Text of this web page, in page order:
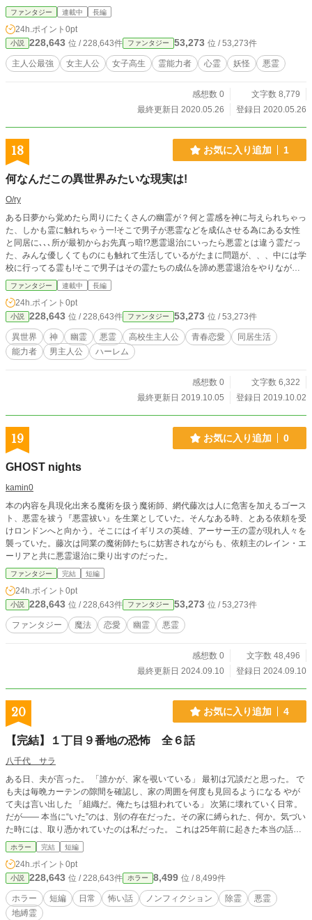
ファンタジー 連載中 長編
24h.ポイント 0pt
小説 228,643 位 / 228,643件 ファンタジー 53,273 位 / 53,273件
主人公最強 女主人公 女子高生 霊能力者 心霊 妖怪 悪霊
感想数 0
文字数 8,779
最終更新日 2020.05.26
登録日 2020.05.26
18 お気に入り追加 1
何なんだこの異世界みたいな現実は!
O/ry
ある日夢から覚めたら周りにたくさんの幽霊が？何と霊感を神に与えられちゃっ
た、しかも霊に触れちゃう一!そこで男子が悪霊などを成仏させる為にある女性
と同居に､､､所が最初からお先真っ暗!?悪霊退治にいったら悪霊とは違う霊だっ
た、みんな優しくてものにも触れて生活しているがたまに問題が、、、中には学
校に行ってる霊も!そこで男子はその霊たちの成仏を諦め悪霊退治をやりながら
神様と霊と高校生活へ、幽霊と神様と共に過ごしていく楽し物語、、、のはずが
幽霊退治で散々な出来事が〜!日々散々な生活をしながら楽しもうと生きてく争
いばっかの普通じゃない高校生活、それに青春？楽しさいっぱいのちょっとあり
えない物語。
ファンタジー 連載中 長編
24h.ポイント 0pt
小説 228,643 位 / 228,643件 ファンタジー 53,273 位 / 53,273件
異世界 神 幽霊 悪霊 高校生主人公 青春恋愛
同居生活
能力者
男主人公 ハーレム
感想数 0
文字数 6,322
最終更新日 2019.10.05
登録日 2019.10.02
19 お気に入り追加 0
GHOST nights
kamin0
本の内容を具現化出来る魔術を扱う魔術師、網代藤次は人に危害を加えるゴース
ト、悪霊を祓う『悪霊祓い』を生業としていた。そんなある時、とある依頼を受
けロンドンへと向かう。そこにはイギリスの英雄、アーサー王の霊が現れ人々を
襲っていた。藤次は同業の魔術師たちに妨害されながらも、依頼主のレイン・エ
ーリアと共に悪霊退治に乗り出すのだった。
ファンタジー 完結 短編
24h.ポイント 0pt
小説 228,643 位 / 228,643件 ファンタジー 53,273 位 / 53,273件
ファンタジー 魔法 恋愛 幽霊 悪霊
感想数 0
文字数 48,496
最終更新日 2024.09.10
登録日 2024.09.10
20 お気に入り追加 4
【完結】１丁目９番地の恐怖 全６話
八千代 サラ
ある日、夫が言った。 「誰かが、家を覗いている」 最初は冗談だと思った。 で
も夫は毎晩カーテンの隙間を確認し、家の周囲を何度も見回るようになる やが
て夫は言い出した 「組織だ。俺たちは狙われている」 次第に壊れていく日常。
だが―― 本当に“いた”のは、別の存在だった。その家に縛られた、何か。気づい
た時には、取り憑かれていたのは私だった。 これは25年前に起きた本当の話。
〜信じるか信じないかは、あなた次第です〜
ホラー 完結 短編
24h.ポイント 0pt
小説 228,643 位 / 228,643件 ホラー 8,499 位 / 8,499件
ホラー 短編 日常 怖い話 ノンフィクション 除霊
悪霊
地縛霊